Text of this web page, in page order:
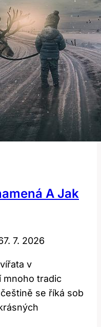
A Jak
7. 7. 2026
v
mnoho tradic
se říká sob